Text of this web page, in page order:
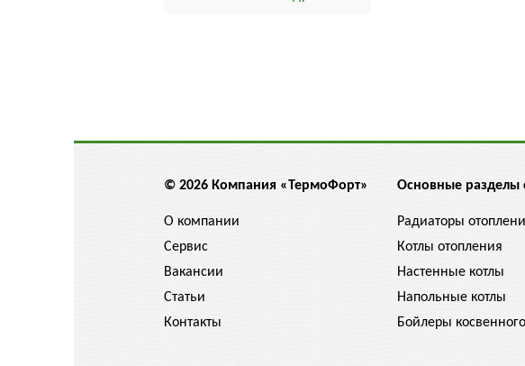
© 2026 Компания «ТермоФорт»
О компании
Сервис
Вакансии
Статьи
Контакты
Основные разделы
Радиаторы
Котлы отопления
Настенные котлы
Напольные котлы
Бойлеры